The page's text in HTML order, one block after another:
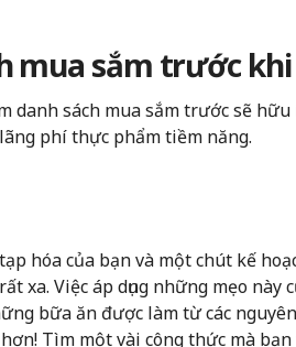
mua sắm trước
danh sách mua sắm trước sẽ
phí thực phẩm tiềm năng.
hóa của bạn và một chút kế
xa. Việc áp dụng những mẹo này
bữa ăn được làm từ các
Tìm một vài công thức mà